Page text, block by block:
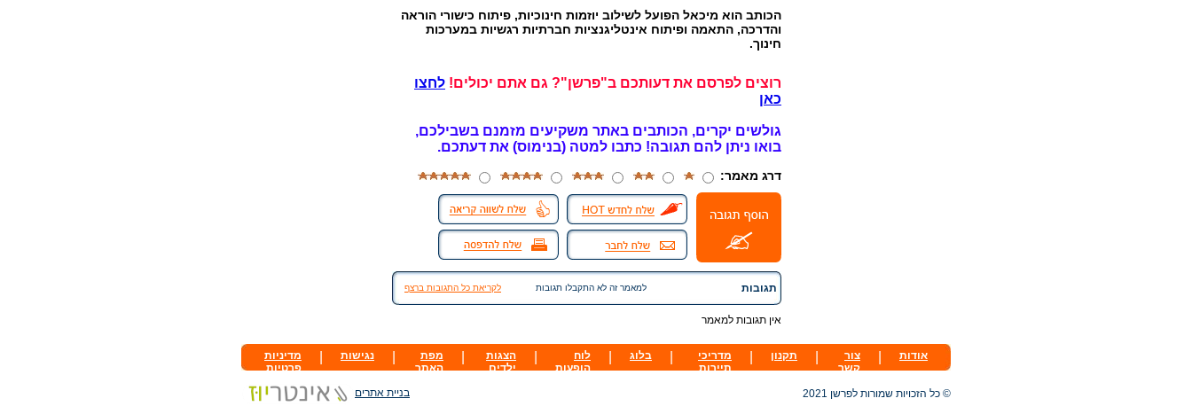
הכותב הוא מיכאל הפועל לשילוב יוזמות חינוכיות, פיתוח כישורי הוראה
והדרכה, התאמה ופיתוח אינטליגנציות חברתיות רגשיות במערכות
חינוך.
רוצים לפרסם את דעותכם ב"פרשן"? גם אתם יכולים! לחצו
כאן
גולשים יקרים, הכותבים באתר משקיעים מזמנם בשבילכם,
בואו ניתן להם תגובה! כתבו למטה (בנימוס) את דעתכם.
דרג מאמר:
תגובות למאמר זה לא התקבלו תגובות לקריאת כל התגובות ברצף
אין תגובות למאמר
אודות
צור
קשר
תקנון
מדריכי
תיירות
בלוג
לוח
הופעות
הצגות
ילדים
מפת
האתר
נגישות
מדיניות
פרטיות
© כל הזכויות שמורות לפרשן 2021 בניית אתרים